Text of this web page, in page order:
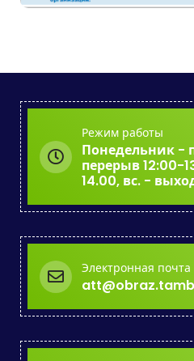
Режим работы
Понедельник -
перерыв 12:00-
14.00, вс. -
Электронная почта